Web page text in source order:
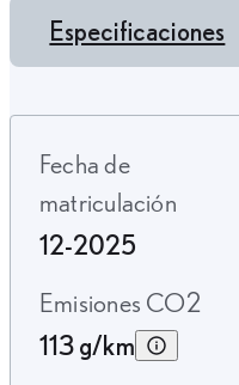
Especificaciones
Fecha de
matriculación
12-2025
Emisiones CO2
113 g/km